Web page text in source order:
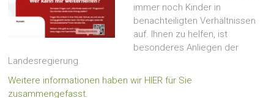
immer noch Kinder in
benachteiligten Verhältnissen
auf. Ihnen zu helfen, ist
besonderes Anliegen der
Landesregierung.
Weitere informationen haben wir HIER für Sie
zusammengefasst.